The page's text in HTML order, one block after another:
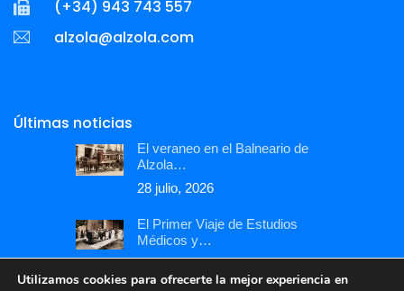
(+34) 943 743 557
moc.a
lozla
@aloz
la
Últimas noticias
El veraneo en el Balneario de
Alzola…
28 julio, 2026
El Primer Viaje de Estudios
Médicos y…
6 julio, 2026
Utilizamos cookies para ofrecerte la mejor experiencia en